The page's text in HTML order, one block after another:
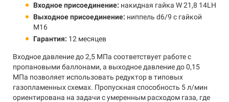
Входное присоединение: накидная гайка W 21,8 14LH
Выходное присоединение: ниппель d6/9 с гайкой
M16
Гарантия: 12 месяцев
Входное давление до 2,5 МПа соответствует работе с
пропановыми баллонами, а выходное давление до 0,15
МПа позволяет использовать редуктор в типовых
газопламенных схемах. Пропускная способность 5 л/мин
ориентирована на задачи с умеренным расходом газа, где